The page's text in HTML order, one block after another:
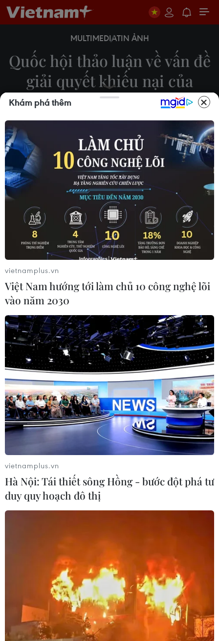
MULTIMEDIATIN ẢNH
Quốc hội thảo luận về vấn đề
giải quyết khiếu nại của
công dân
22/11/2023 02:24
Tiếp tục Chương trình Kỳ họp thứ 6, Quốc hội khóa
XV, sáng 22/11, Quốc hội thảo luận ở hội trường về
kết quả tiếp công dân, xử lý đơn thư và giải quyết
khiếu nại, tố cáo của công dân năm 2023.
Phó Chủ tịch Quốc hội Trần Quang Phương điều hành phiên
họp. (Ảnh: Doãn Tấn/TTXVN)
kết quả giám sát việc giải quyết khiếu nại, tố cáo của công dân.
(Ảnh: Doãn Tấn/TTXVN)
Khám phá thêm
vietnamplus.vn
Việt Nam hướng tới làm chủ 10 công nghệ lõi
vào năm 2030
vietnamplus.vn
Hà Nội: Tái thiết sông Hồng - bước đột phá tư
duy quy hoạch đô thị